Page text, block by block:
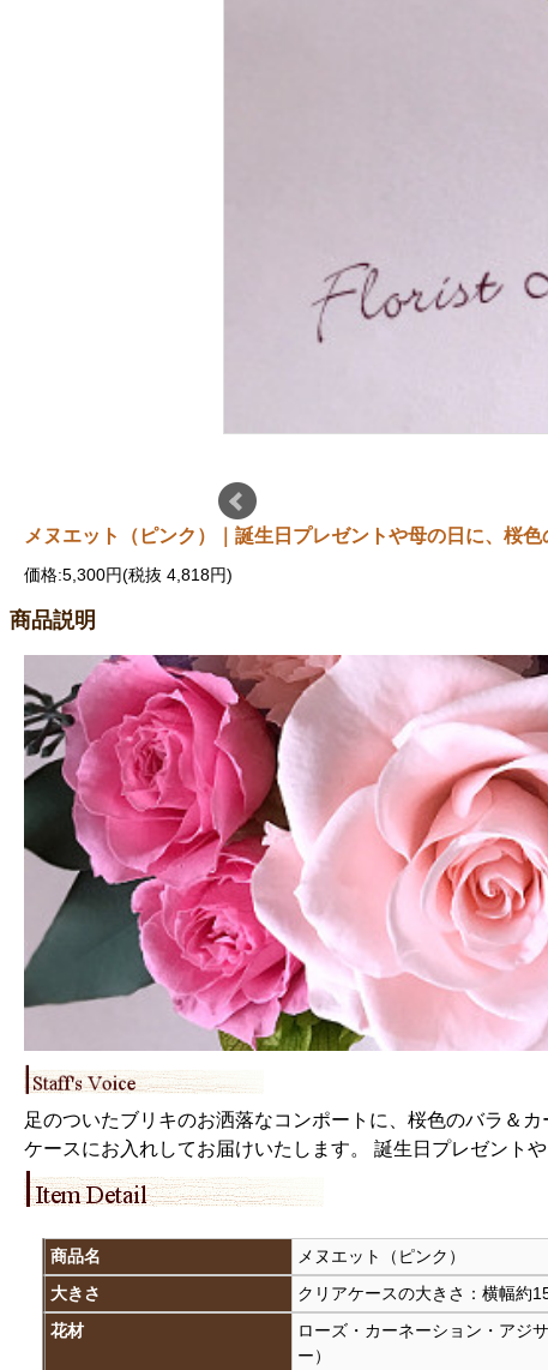
メヌエット（ピンク）｜誕生日プレゼントや母の日に、桜
価格:5,300円(税抜 4,818円)
商品説明
足のついたブリキのお洒落なコンポートに、桜色のバラ＆
ケースにお入れしてお届けいたします。 誕生日プレゼント
商品名
メヌエット（ピンク）
大きさ
クリアケースの大きさ：横幅約
花材
ローズ・カーネーション・アジ
ー）